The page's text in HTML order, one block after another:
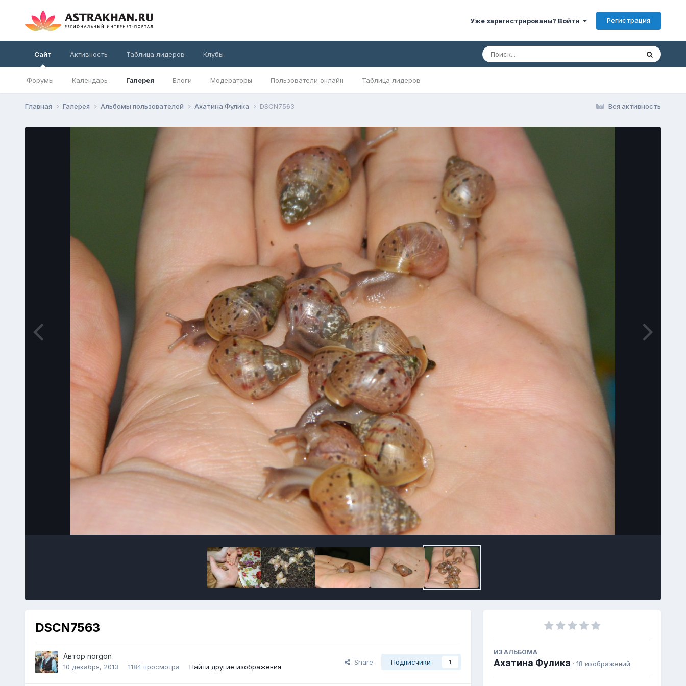
Уже зарегистрированы? Войти Регистрация
Сайт
Форумы Календарь Галерея Блоги Модераторы Пользователи онлайн Таблица лидеров
Активность Таблица лидеров Клубы
Вся активность
Главная Галерея Альбомы пользователей Ахатина Фулика DSCN7563
DSCN7563
Автор norgon
10 декабря, 2013 1184 просмотра Найти другие изображения
Share Подписчики 1
ИЗ АЛЬБОМА
Ахатина Фулика · 18 изображений